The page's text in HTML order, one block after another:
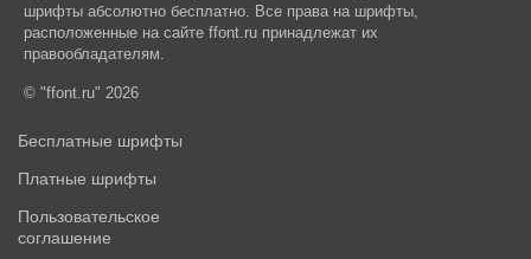
шрифты абсолютно бесплатно. Все права на шрифты,
расположенные на сайте ffont.ru принадлежат их
правообладателям.
© "ffont.ru" 2026
Бесплатные шрифты
Платные шрифты
Пользовательское
соглашение